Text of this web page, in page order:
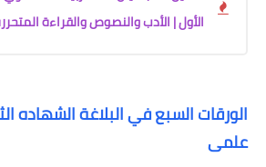
الأول | الأدب والنصوص والقراءة
الورقات السبع في البلاغة الشهاده
علمى